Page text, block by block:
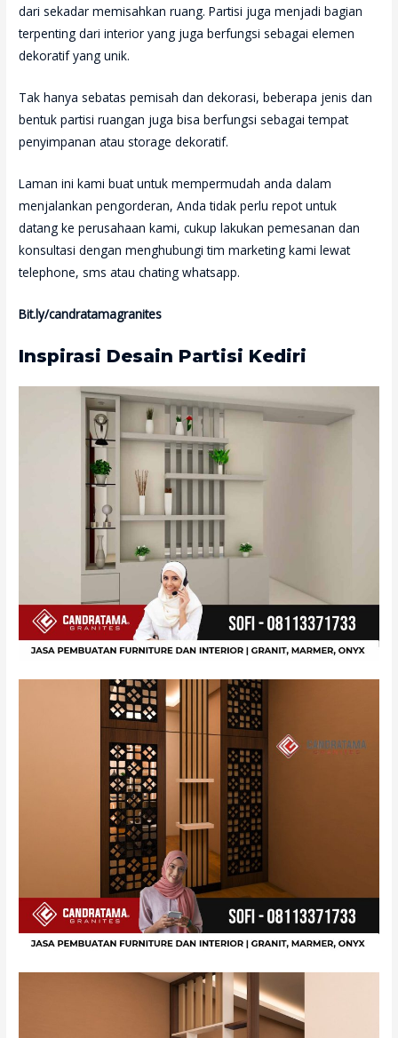
dari sekadar memisahkan ruang. Partisi juga menjadi bagian
terpenting dari interior yang juga berfungsi sebagai elemen
dekoratif yang unik.
Tak hanya sebatas pemisah dan dekorasi, beberapa jenis dan
bentuk partisi ruangan juga bisa berfungsi sebagai tempat
penyimpanan atau storage dekoratif.
Laman ini kami buat untuk mempermudah anda dalam
menjalankan pengorderan, Anda tidak perlu repot untuk
datang ke perusahaan kami, cukup lakukan pemesanan dan
konsultasi dengan menghubungi tim marketing kami lewat
telephone, sms atau chating whatsapp.
Bit.ly/candratamagranites
Inspirasi Desain Partisi Kediri